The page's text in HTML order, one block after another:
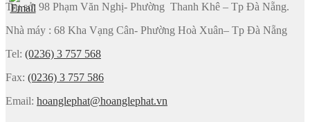
Trụ sở: 98 Phạm Văn Nghị- Phường Thanh Khê – Tp Đà Nẵng.
Nhà máy : 68 Kha Vạng Cân- Phường Hoà Xuân– Tp Đà Nẵng
Tel: (0236) 3 757 568
Fax: (0236) 3 757 586
Email: hoanglephat@hoanglephat.vn